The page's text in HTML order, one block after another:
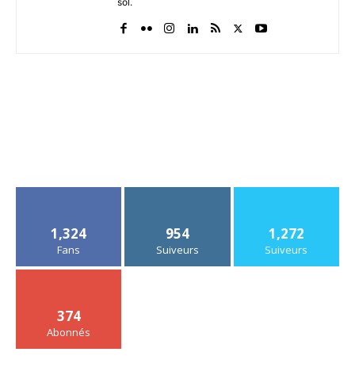
1,324
Fans
954
Suiveurs
1,272
Suiveurs
374
Abonnés